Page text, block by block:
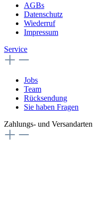
AGBs
Datenschutz
Wiederruf
Impressum
Service
Jobs
Team
Rücksendung
Sie haben Fragen
Zahlungs- und Versandarten